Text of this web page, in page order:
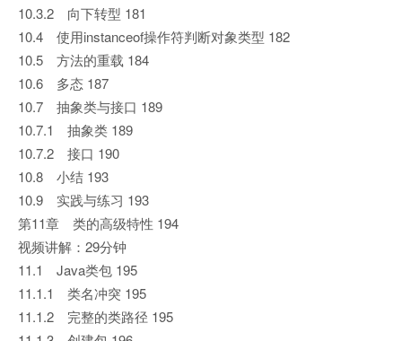
10.3.2 向下转型 181
10.4 使用instanceof操作符判断对象类型 182
10.5 方法的重载 184
10.6 多态 187
10.7 抽象类与接口 189
10.7.1 抽象类 189
10.7.2 接口 190
10.8 小结 193
10.9 实践与练习 193
第11章 类的高级特性 194
视频讲解：29分钟
11.1 Java类包 195
11.1.1 类名冲突 195
11.1.2 完整的类路径 195